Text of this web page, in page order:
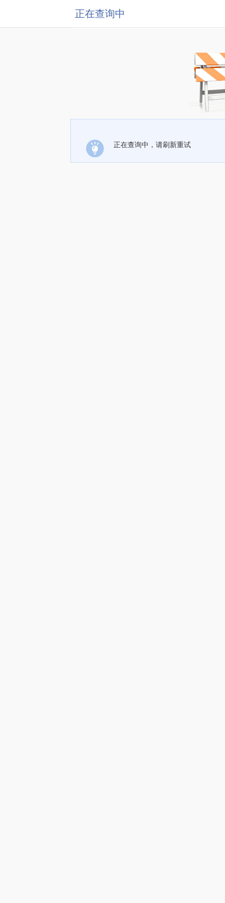
正在查询中
正在查询中，请刷新重试